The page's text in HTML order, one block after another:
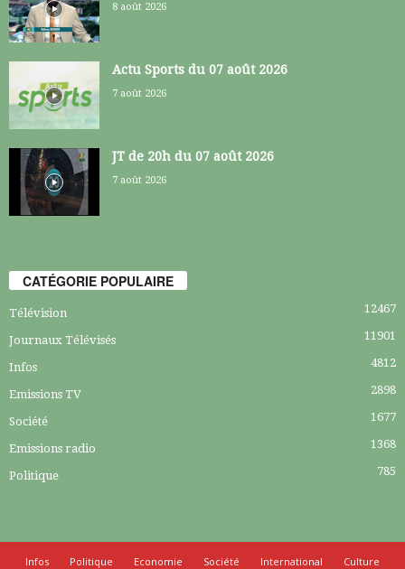
8 août 2026
Actu Sports du 07 août 2026
7 août 2026
JT de 20h du 07 août 2026
7 août 2026
CATÉGORIE POPULAIRE
Télévision 12467
Journaux Télévisés 11901
Infos 4812
Emissions TV 2898
Société 1677
Emissions radio 1368
Politique 785
Infos Politique Economie Société International Culture